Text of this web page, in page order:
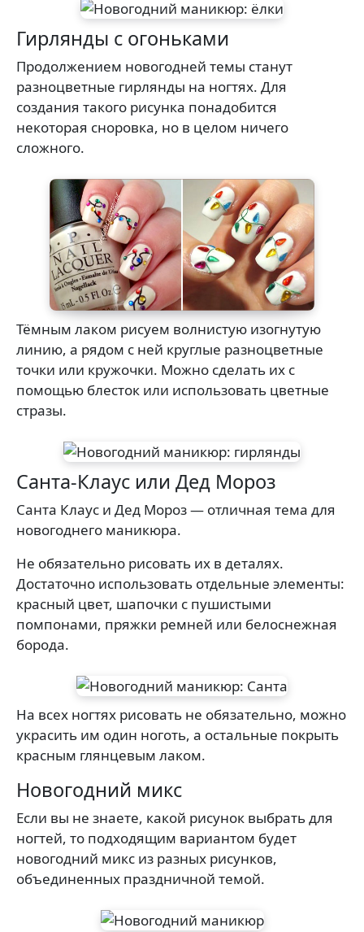
Гирлянды с огоньками
Продолжением новогодней темы станут
разноцветные гирлянды на ногтях. Для
создания такого рисунка понадобится
некоторая сноровка, но в целом ничего
сложного.
Тёмным лаком рисуем волнистую изогнутую
линию, а рядом с ней круглые разноцветные
точки или кружочки. Можно сделать их с
помощью блесток или использовать цветные
стразы.
Санта-Клаус или Дед Мороз
Санта Клаус и Дед Мороз — отличная тема для
новогоднего маникюра.
Не обязательно рисовать их в деталях.
Достаточно использовать отдельные элементы:
красный цвет, шапочки с пушистыми
помпонами, пряжки ремней или белоснежная
борода.
На всех ногтях рисовать не обязательно, можно
украсить им один ноготь, а остальные покрыть
красным глянцевым лаком.
Новогодний микс
Если вы не знаете, какой рисунок выбрать для
ногтей, то подходящим вариантом будет
новогодний микс из разных рисунков,
объединенных праздничной темой.